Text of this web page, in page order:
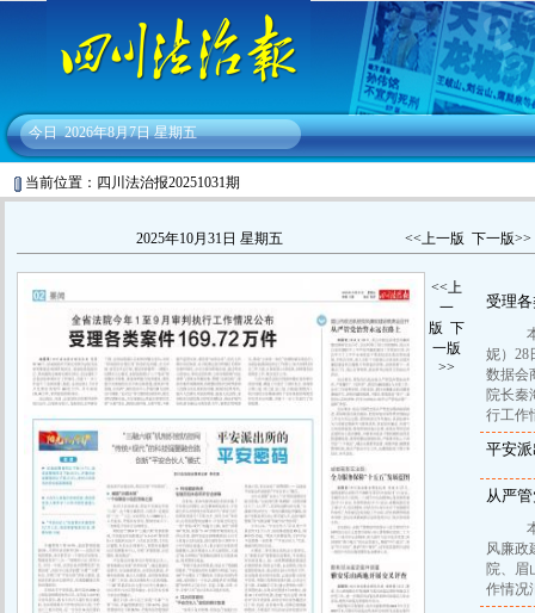
今日 2026年8月7日 星期五
当前位置：四川法治报20251031期
2025年10月31日 星期五 <<上一版 下一版>>
受理
本
妮）28
数据会
院长秦
行工作
平安
从严
本
风廉政
院、眉
作情况
<<上
一
版 下
一版
>>